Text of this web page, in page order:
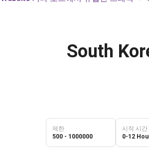
South
제한
500 - 1000000
시작 시간
0-12